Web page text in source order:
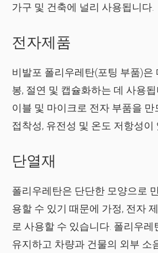
가구 및 건축에 널리 사용됩니다.
전자제품
비발포 폴리우레탄(포팅 부품)은
봉, 절연 및 캡슐화하는 데 사용
이블 및 마이크로 전자 부품을 만
접착성, 유전성 및 온도 저항성이
단열재
폴리우레탄은 단단한 모양으로
용할 수 있기 때문에 가정, 전자
로 사용할 수 있습니다. 폴리우
유지하고 차량과 건물의 외부 소